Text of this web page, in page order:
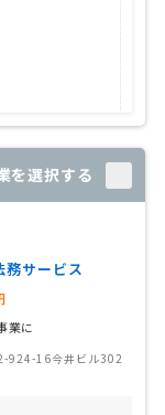
を選択する
務サービス
業に
924-16今井ビル302